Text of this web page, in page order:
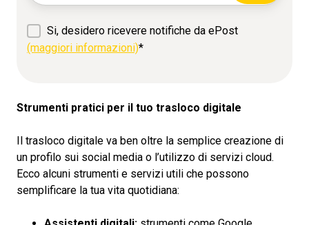
Si, desidero ricevere notifiche da ePost
(maggiori informazioni)*
Strumenti pratici per il tuo trasloco digitale
Il trasloco digitale va ben oltre la semplice creazione di
un profilo sui social media o l’utilizzo di servizi cloud.
Ecco alcuni strumenti e servizi utili che possono
semplificare la tua vita quotidiana: